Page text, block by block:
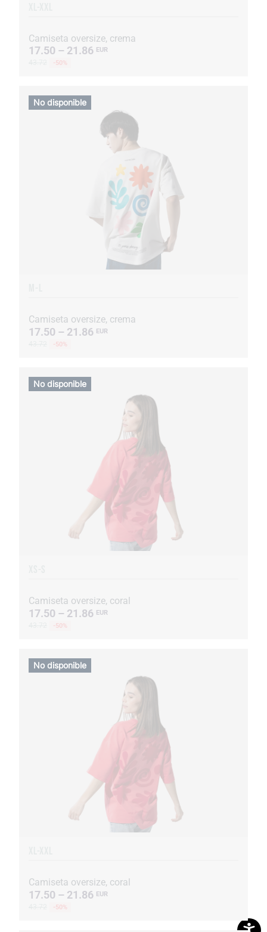
Camiseta oversize, crema
17.50 – 21.86 EUR
-50%
Camiseta oversize, crema
17.50 – 21.86 EUR
-50%
No disponible
Camiseta oversize, coral
17.50 – 21.86 EUR
-50%
No disponible
Camiseta oversize, coral
17.50 – 21.86 EUR
-50%
No disponible